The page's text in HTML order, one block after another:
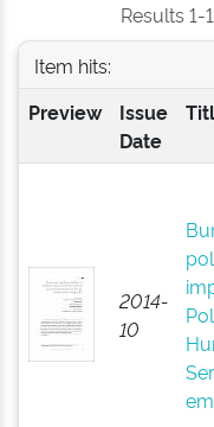
Results 1-
Item hits:
Preview
Issue
Date
2014-
10